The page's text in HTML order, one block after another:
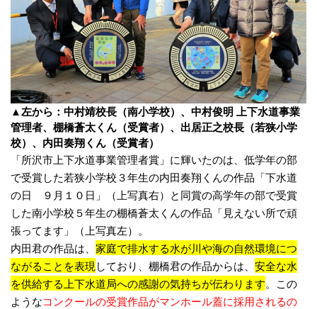
▲左から：中村靖校長（南小学校）、中村俊明 上下水道事業
管理者、棚橋蒼太くん（受賞者）、出居正之校長（若狭小学
校）、内田奏翔くん（受賞者）
「所沢市上下水道事業管理者賞」に輝いたのは、低学年の部
で受賞した若狭小学校３年生の内田奏翔くんの作品「下水道
の日 ９月１０日」（上写真右）と同賞の高学年の部で受賞
した南小学校５年生の棚橋蒼太くんの作品「見えない所で頑
張ってます」（上写真左）。
内田君の作品は、 家庭で排水する水が川や海の自然環境につ
ながることを表現 しており、棚橋君の作品からは、 安全な水
を供給する上下水道局への感謝の気持ちが伝わります。この
ようなコンクールの受賞作品がマンホール蓋に採用されるの